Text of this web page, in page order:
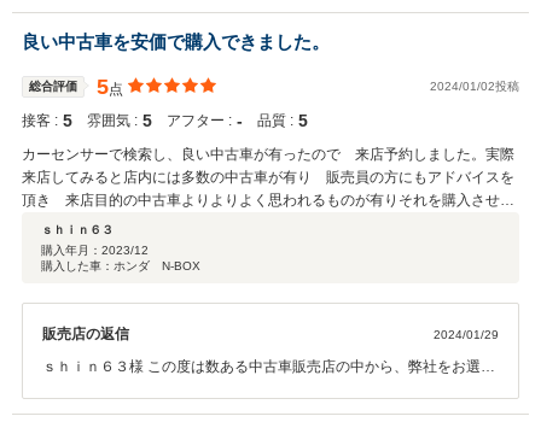
提案をさせて頂き、さらにはお車も大変気に入って頂けたようでよか
ったです。 ご納車までしっかりと準備させて頂き、さらにはアフター
もしっかりと対応させて頂きます。 今後とも長いお付き合いの程、よ
ろしくお願いします。
良い中古車を安価で購入できました。
総合評価 5点 2024/01/02投稿
接客 : 5 雰囲気 : 5 アフター : ‐ 品質 : 5
カーセンサーで検索し、良い中古車が有ったので 来店予約しました。実際
来店してみると店内には多数の中古車が有り 販売員の方にもアドバイスを
頂き 来店目的の中古車よりよりよく思われるものが有りそれを購入させて
いただきました。購入に際してもオプションを説明いただき追加金が発生し
ましたが下取り車両も高額に買い取りして頂たりおまけを付けて頂いたりし
たので予算を下回る金額で購入することが出来ました
ｓｈｉｎ６３
購入年月： 2023/12
購入した車：ホンダ N-BOX
販売店の返信 2024/01/29
ｓｈｉｎ６３様 この度は数ある中古車販売店の中から、弊社をお選び
紹介出来、私達も嬉しく思います。 ご納車からお付き合いが始まりま